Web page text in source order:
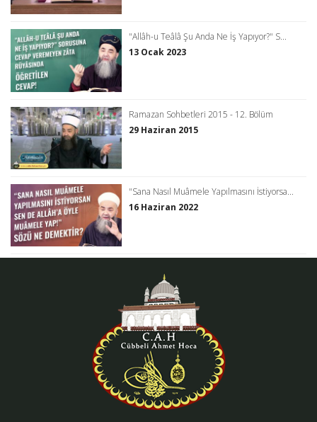
"Allâh-u Teâlâ Şu Anda Ne İş Yapıyor?" S...
13 Ocak 2023
Ramazan Sohbetleri 2015 - 12. Bölüm
29 Haziran 2015
"Sana Nasıl Muâmele Yapılmasını İstiyorsa...
16 Haziran 2022